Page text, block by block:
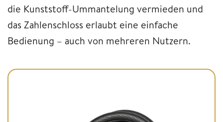
die Kunststoff-Ummantelung vermieden und
das Zahlenschloss erlaubt eine einfache
Bedienung – auch von mehreren Nutzern.